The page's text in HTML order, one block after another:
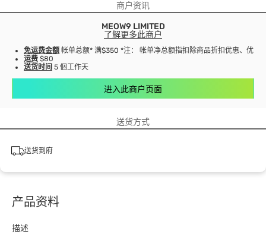
商户资讯
MEOW9 LIMITED
了解更多此商户
免运费金额 帐单总额* 满$350 *注： 帐单净总额指扣除商品折扣优惠、优惠
运费 $80
送货时间 5 個工作天
进入此商户页面
送货方式
送货到府
产品资料
描述